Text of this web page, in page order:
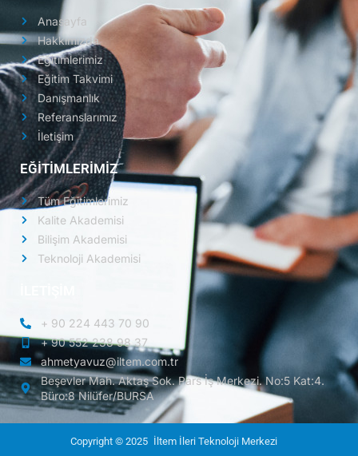
Anasayfa
Hakkımızda
Eğitimlerimiz
Eğitim Takvimi
Danışmanlık
Referanslarımız
İletişim
EĞİTİMLERİMİZ
Tüm Eğitimlerimiz
Kalite Akademisi
Bilişim Akademisi
Teknoloji Akademisi
+ 90 224 443 70 90
+ 90 552 238 98 37
ahmetyavuz@iltem.com.tr
Beşevler Mah. Aktaş Sok. Pars İş Merkezi. No:5 Kat:4.
Büro:8 Nilüfer/BURSA
Copyright © 2025 İltem İleri Teknoloji Merkezi